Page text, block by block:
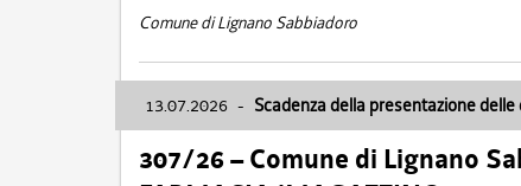
Comune di Lignano Sabbiadoro
13.07.2026 - Scadenza della presentazione
307/26 – Comune di Lignano